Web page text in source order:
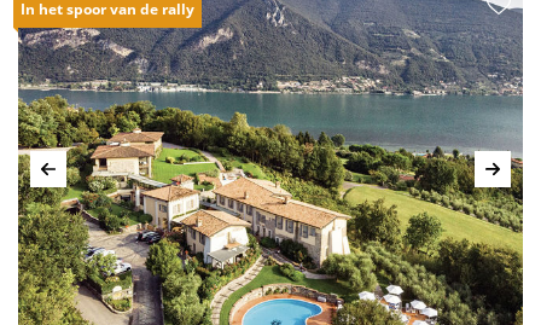
In het spoor van de rally
Vorige